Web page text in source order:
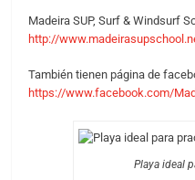
Madeira SUP, Surf & Windsurf
http://
También tienen página de
https://www.facebook.com/
Playa ideal